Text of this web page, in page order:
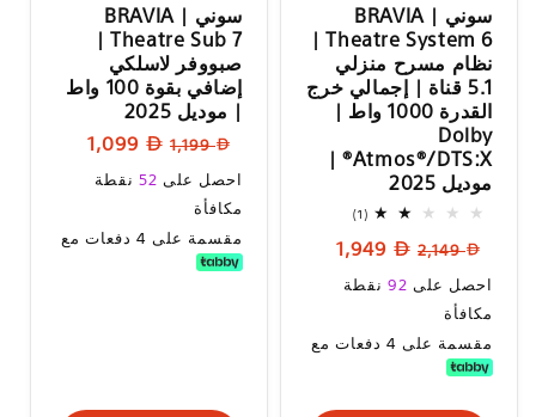
سوني | BRAVIA
Theatre System 6 |
نظام مسرح منزلي
5.1 قناة | إجمالي خرج
القدرة 1000 واط |
Dolby
Atmos®/DTS:X® |
موديل 2025
(1)
1
المراجعات
السعر
العادي
2,149
سعر
البيع
سعر
البيع
احصل على 92 نقطة
مكافأة
مقسمة على 4 دفعات مع
سوني | BRAVIA
Theatre Sub 7 |
صبووفر لاسلكي
إضافي بقوة 100 واط
| موديل 2025
السعر
العادي
1,199
سعر
البيع
سعر
البيع
احصل على 52 نقطة
مكافأة
مقسمة على 4 دفعات مع